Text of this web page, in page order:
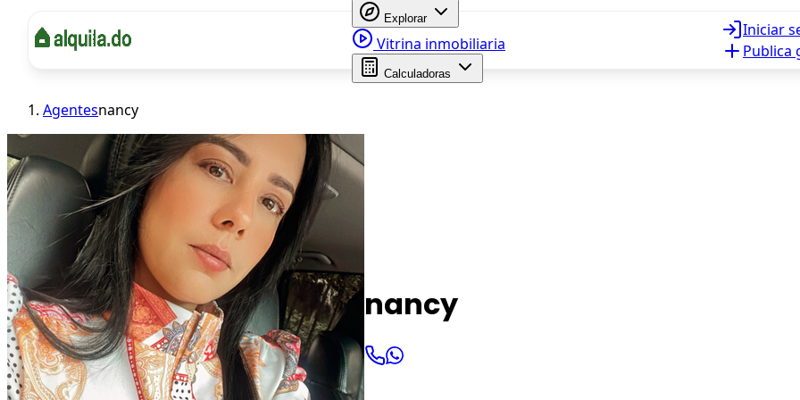
Explorar
Vitrina inmobiliaria
Calculadoras
Iniciar
Publica
Agentesnancy
nancy